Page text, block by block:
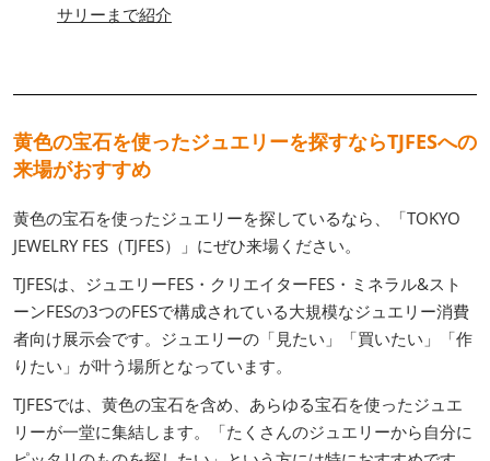
サリーまで紹介
黄色の宝石を使ったジュエリーを探すならTJFESへの
来場がおすすめ
黄色の宝石を使ったジュエリーを探しているなら、「TOKYO
JEWELRY FES（TJFES）」にぜひ来場ください。
TJFESは、ジュエリーFES・クリエイターFES・ミネラル&スト
ーンFESの3つのFESで構成されている大規模なジュエリー消費
者向け展示会です。ジュエリーの「見たい」「買いたい」「作
りたい」が叶う場所となっています。
TJFESでは、黄色の宝石を含め、あらゆる宝石を使ったジュエ
リーが一堂に集結します。「たくさんのジュエリーから自分に